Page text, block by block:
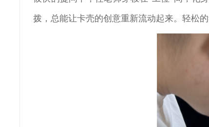
拨，总能让卡壳的创意重新流动起来。轻松